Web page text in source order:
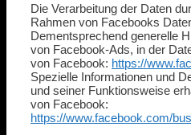
Die Verarbeitung der Daten
Rahmen von Facebooks
Dementsprechend generelle
von Facebook-Ads, in der
von Facebook: https://
Spezielle Informationen und
und seiner Funktionsweise
von Facebook:
https://www.facebook.com/